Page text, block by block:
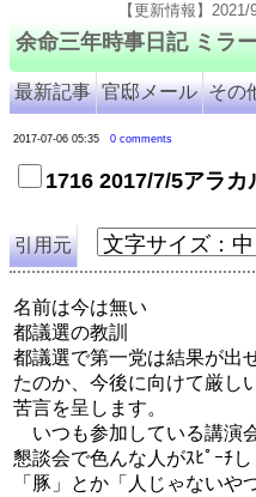
余命三年時事日記 ミラ
最新記事 官邸メール その
2017-07-06 05:35 0 comments
1716 2017/7/5アラカ
引用元
名前は今は無い
都議選の教訓
都議選で第一党は結果が出
たのか、今後に向けて厳し
苦言を呈します。
いつも参加している講演
懇談会で色んな人がｽﾋﾟｰﾁ
「豚」とか「人じゃないや
【更新情報】2021/9/19